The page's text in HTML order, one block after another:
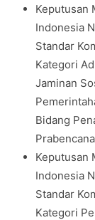
Keputusan
Indonesia
Standar
Kategori
Jaminan
Bidang
Keputusan
Indonesia
Standar
Kategori